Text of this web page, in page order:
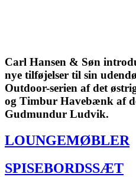
Carl Hansen & Søn
nye tilføjelser til sin
Outdoor-serien af det
og Timbur Havebænk af
Gudmundur Ludvik.
LOUNGEMØBLER
SPISEBORDSSÆT